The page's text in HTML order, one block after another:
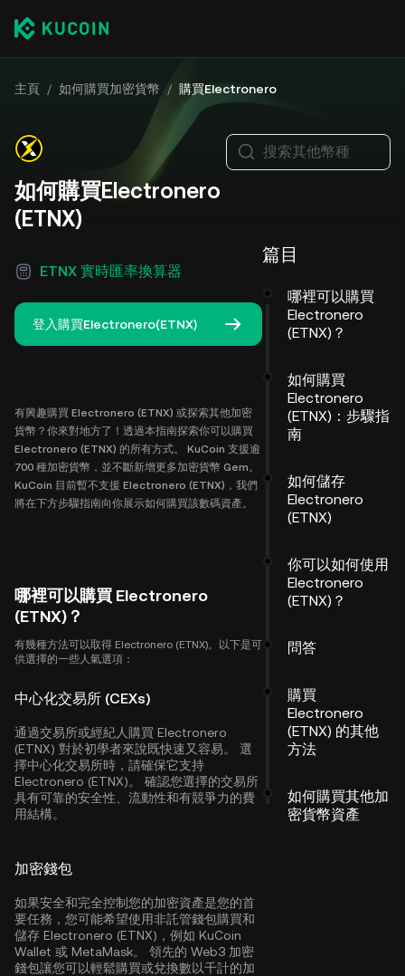
主頁 / 如何購買加密貨幣 / 購買Electronero
如何購買Electronero
(ETNX)
ETNX 實時匯率換算器
登入購買Electronero(ETNX)
有興趣購買 Electronero (ETNX) 或探索其他加密
貨幣？你來對地方了！透過本指南探索你可以購買
Electronero (ETNX) 的所有方式。 KuCoin 支援逾
700 種加密貨幣，並不斷新增更多加密貨幣 Gem。
KuCoin 目前暫不支援 Electronero (ETNX)，我們
將在下方步驟指南向你展示如何購買該數碼資產。
哪裡可以購買 Electronero
(ETNX)？
有幾種方法可以取得 Electronero (ETNX)。以下是可
供選擇的一些人氣選項：
中心化交易所 (CEXs)
通過交易所或經紀人購買 Electronero
(ETNX) 對於初學者來說既快速又容易。 選
擇中心化交易所時，請確保它支持
Electronero (ETNX)。 確認您選擇的交易所
具有可靠的安全性、流動性和有競爭力的費
用結構。
加密錢包
如果安全和完全控制您的加密資產是您的首
要任務，您可能希望使用非託管錢包購買和
儲存 Electronero (ETNX)，例如 KuCoin
Wallet 或 MetaMask。 領先的 Web3 加密
錢包讓您可以輕鬆購買或兌換數以千計的加
搜索其他幣種
篇目
哪裡可以購買
Electronero
(ETNX)？
如何購買
Electronero
(ETNX)：步驟指
南
如何儲存
Electronero
(ETNX)
你可以如何使用
Electronero
(ETNX)？
問答
購買
Electronero
(ETNX) 的其他
方法
如何購買其他加
密貨幣資產